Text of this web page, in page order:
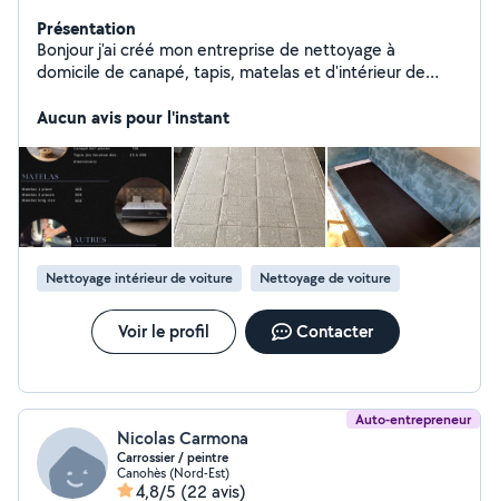
Présentation
Bonjour j'ai créé mon entreprise de nettoyage à
domicile de canapé, tapis, matelas et d'intérieur de
alentours (50km) Dispo 7/7
Aucun avis pour l'instant
Nettoyage intérieur de voiture Nettoyage de voiture
Voir le profil Contacter
Auto-entrepreneur
Nicolas Carmona
Carrossier / peintre
Canohès (Nord-Est)
4,8/5 (22 avis)